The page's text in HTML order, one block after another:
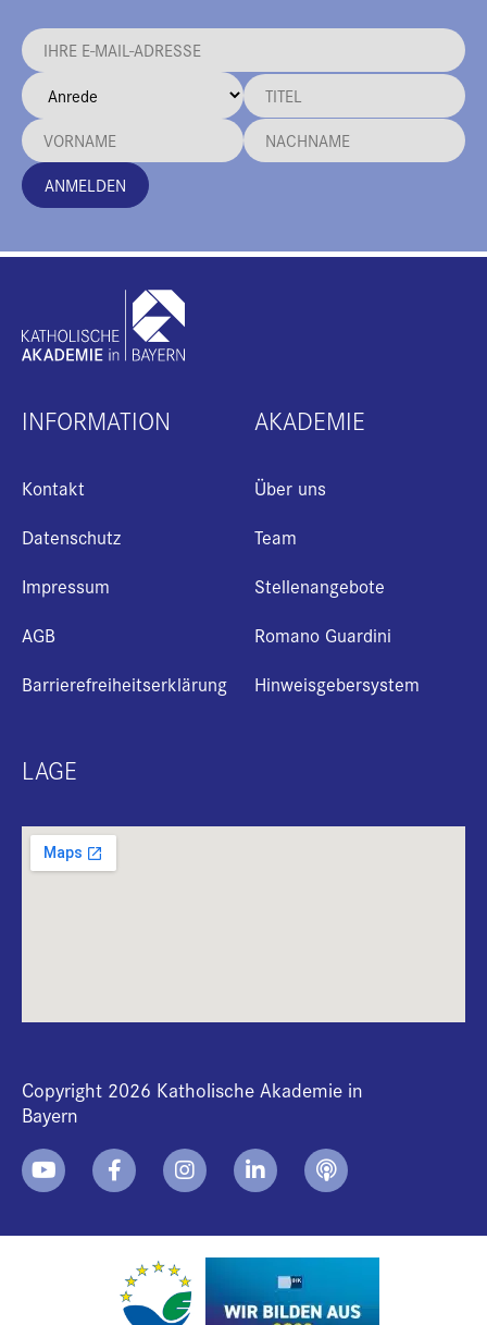
ANMELDEN
INFORMATION
Kontakt
Datenschutz
Impressum
AGB
Barrierefreiheitserklärung
AKADEMIE
Über uns
Team
Stellenangebote
Romano Guardini
Hinweisgebersystem
LAGE
Copyright 2026 Katholische Akademie in
Bayern